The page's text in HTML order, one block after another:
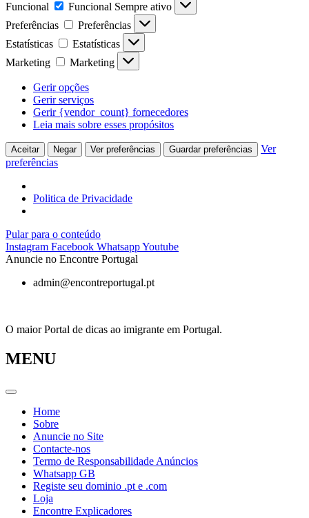
Funcional
Funcional Sempre ativo
Preferências
Preferências
Estatísticas
Estatísticas
Marketing
Marketing
Gerir opções
Gerir serviços
Gerir {vendor_count} fornecedores
Leia mais sobre esses propósitos
Aceitar Negar Ver preferências Guardar preferências
Ver
preferências
Politica de Privacidade
Pular para o conteúdo
Instagram Facebook WhatsappYoutube
Anuncie no Encontre Portugal
admin@encontreportugal.pt
O maior Portal de dicas ao imigrante em Portugal.
MENU
Home
Sobre
Anuncie no Site
Contacte-nos
Termo de Responsabilidade Anúncios
Whatsapp GB
Registe seu dominio .pt e .com
Loja
Encontre Explicadores